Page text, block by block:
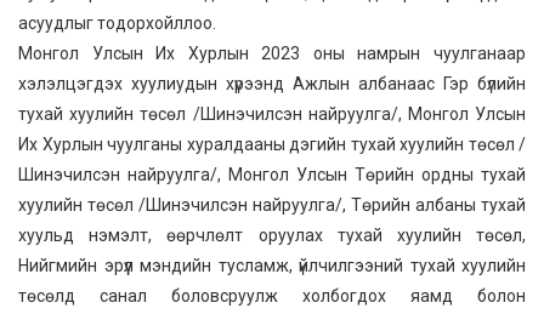
асуудлыг тодорхойллоо.
Монгол Улсын Их Хурлын 2023 оны намрын чуулганаар
хэлэлцэгдэх хуулиудын хүрээнд Ажлын албанаас Гэр бүлийн
тухай хуулийн төсөл /Шинэчилсэн найруулга/, Монгол Улсын
Их Хурлын чуулганы хуралдааны дэгийн тухай хуулийн төсөл /
Шинэчилсэн найруулга/, Монгол Улсын Төрийн ордны тухай
хуулийн төсөл /Шинэчилсэн найруулга/, Төрийн албаны тухай
хуульд нэмэлт, өөрчлөлт оруулах тухай хуулийн төсөл,
Нийгмийн эрүүл мэндийн тусламж, үйлчилгээний тухай хуулийн
төсөлд санал боловсруулж холбогдох яамд болон